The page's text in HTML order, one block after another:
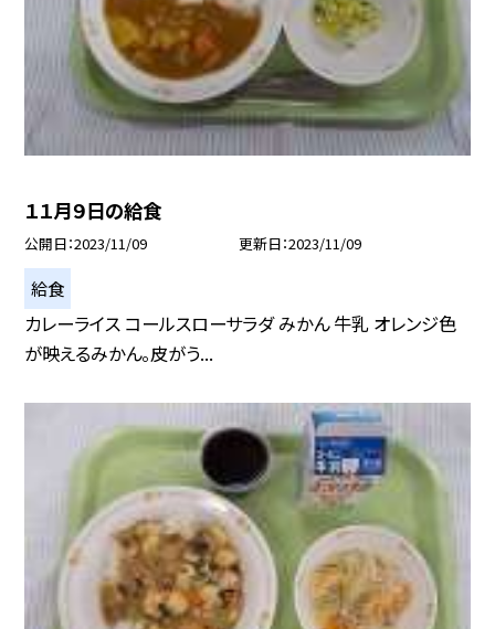
１１月９日の給食
公開日 2023/11/09 更新日 2023/11/09
給食
カレーライス コールスローサラダ みかん 牛乳 オレンジ色
が映えるみかん。皮がう...